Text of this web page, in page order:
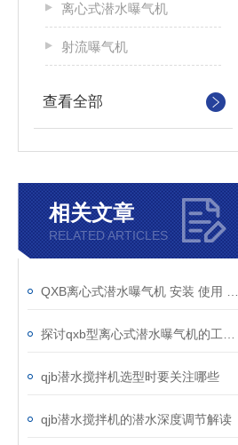
离心式潜水曝气机
射流曝气机
查看全部
相关文章
RELATED ARTICLES
qjb潜水搅拌机选型时要关注哪些
qjb潜水搅拌机的潜水深度调节解读